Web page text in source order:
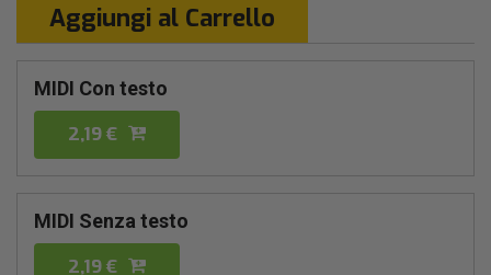
Aggiungi al Carrello
MIDI Con testo
2,19 €
MIDI Senza testo
2,19 €